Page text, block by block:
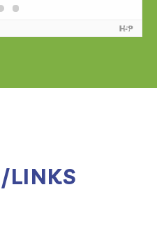
LINKS